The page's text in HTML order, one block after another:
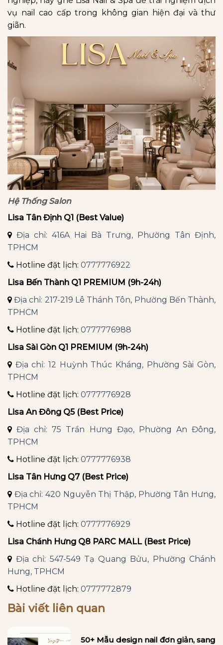
vụ nail cao cấp trong không gian hiện đại và thư
giãn.
Hệ Thống Salon
Lisa Tân Định Q1 (Best Value)
Địa chỉ: 416A Hai Bà Trưng, Phường Tân Định,
TPHCM
Hotline đặt lịch: 0777776922
Lisa Bến Thành Q1 PREMIUM (9h-24h)
Địa chỉ: 217-219 Lê Thánh Tôn, Phường Bến Thành,
TPHCM
Hotline đặt lịch: 0777776988
Lisa Sài Gòn Q1 PREMIUM (9h-24h)
Địa chỉ: 12 Huỳnh Thúc Kháng, Phường Sài Gòn,
TPHCM
Hotline đặt lịch: 0777776928
Lisa An Đông Q5 (Best Price)
Địa chỉ: 75 Trần Hưng Đạo, Phường An Đông,
TPHCM
Hotline đặt lịch: 0777776938
Lisa Tân Hưng Q7 (Best Price)
Địa chỉ: 420 Nguyễn Thị Thập, Phường Tân Hưng,
TPHCM
Hotline đặt lịch: 0777776929
Lisa Chánh Hưng Q8 PARC MALL (Best Price)
Địa chỉ: 547-549 Tạ Quang Bửu, Phường Chánh
Hưng, TPHCM
Hotline đặt lịch: 0777772879
Bài viết liên quan
50+ Mẫu design nail đơn giản, sang